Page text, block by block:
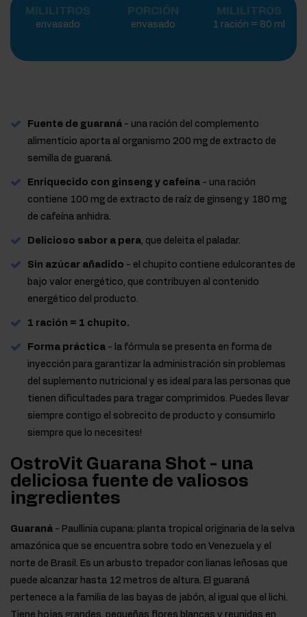
MILILITROS
envasado
PORCIÓN
envasado
MILILITROS
1 ración = 80 ml
Fuente de guaraná - una ración del complemento
alimenticio aporta al organismo 200 mg de extracto de
semilla de guaraná.
Enriquecido con ginseng y cafeína - una ración
contiene 100 mg de extracto de raíz de ginseng y 180 mg
de cafeína anhidra.
Delicioso sabor a pera, que deleita el paladar.
Sin azúcar añadido - el chupito contiene edulcorantes de
bajo valor energético, que contribuyen al contenido
energético del producto.
1 ración = 1 chupito.
Forma práctica - la fórmula se presenta en forma de
inyección para garantizar la administración sin problemas
del suplemento nutricional y es ideal para las personas que
tienen dificultades para tragar comprimidos. Puedes llevar
siempre contigo el sobrecito de producto y consumirlo
siempre que lo necesites!
OstroVit Guarana Shot - una
deliciosa fuente de valiosos
ingredientes
Guaraná - Paullinia cupana: planta tropical originaria de la selva
amazónica que se encuentra sobre todo en Venezuela y el
norte de Brasil. Es un arbusto trepador con lianas leñosas que
puede alcanzar hasta 12 metros de altura. El guaraná
pertenece a la familia de las bayas de jabón, al igual que el lichi.